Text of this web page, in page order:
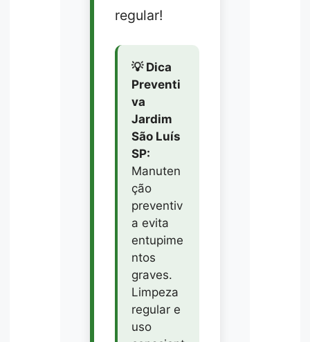
regular!
💡 Dica
Preventi
va
Jardim
São Luís
SP:
Manuten
ção
preventiv
a evita
entupime
ntos
graves.
Limpeza
regular e
uso